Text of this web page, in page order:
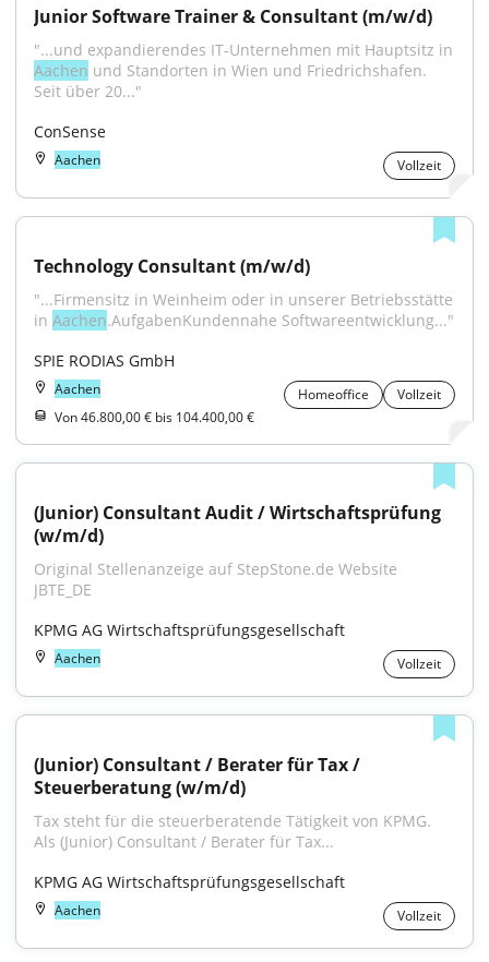
Junior Software Trainer & Consultant (m/w/d)
Aachen und Standorten in Wien und Friedrichshafen.
Seit über 20..."
ConSense
Aachen Vollzeit
Technology Consultant (m/w/d)
"...Firmensitz in Weinheim oder in unserer Betriebsstätte
in Aachen.AufgabenKundennahe Softwareentwicklung..."
SPIE RODIAS GmbH
Aachen Homeoffice
Vollzeit
Von 46.800,00 € bis 104.400,00 €
(Junior) Consultant Audit / Wirtschaftsprüfung
(w/m/d)
Original Stellenanzeige auf StepStone.de Website
JBTE_DE
KPMG AG Wirtschaftsprüfungsgesellschaft
Aachen Vollzeit
(Junior) Consultant / Berater für Tax /
Steuerberatung (w/m/d)
Tax steht für die steuerberatende Tätigkeit von KPMG.
Als (Junior) Consultant / Berater für Tax...
KPMG AG Wirtschaftsprüfungsgesellschaft
Aachen Vollzeit